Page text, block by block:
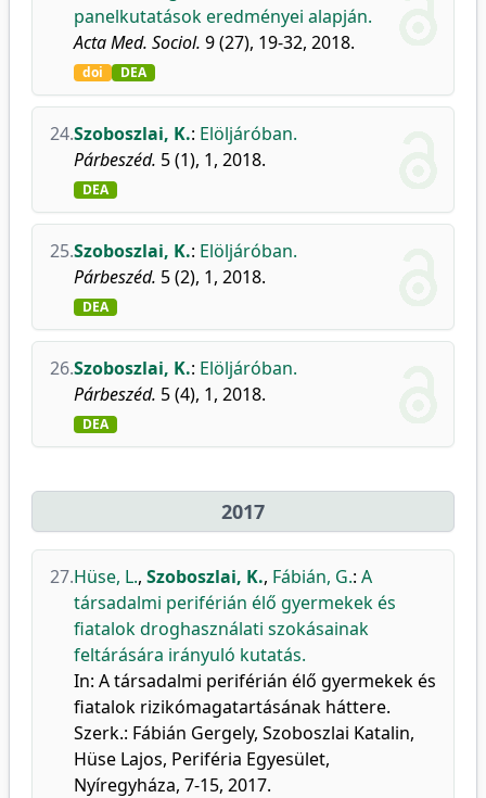
panelkutatások eredményei alapján.
Acta Med. Sociol. 9 (27), 19-32, 2018.
doi DEA
24.Szoboszlai, K.: Elöljáróban.
Párbeszéd. 5 (1), 1, 2018.
DEA
25.Szoboszlai, K.: Elöljáróban.
Párbeszéd. 5 (2), 1, 2018.
DEA
26.Szoboszlai, K.: Elöljáróban.
Párbeszéd. 5 (4), 1, 2018.
DEA
2017
27.Hüse, L., Szoboszlai, K., Fábián, G.: A
társadalmi periférián élő gyermekek és
fiatalok droghasználati szokásainak
feltárására irányuló kutatás.
In: A társadalmi periférián élő gyermekek és
fiatalok rizikómagatartásának háttere.
Szerk.: Fábián Gergely, Szoboszlai Katalin,
Hüse Lajos, Periféria Egyesület,
Nyíregyháza, 7-15, 2017.